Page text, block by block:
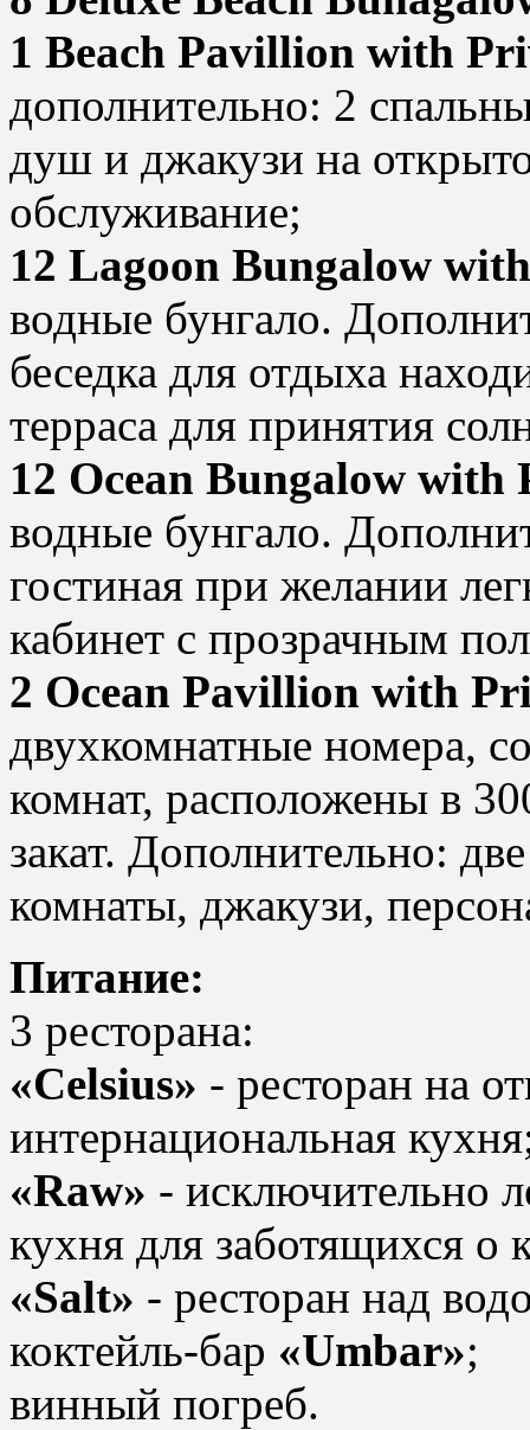
1 Beach Pavillion with
дополнительно: 2
душ и джакузи на
обслуживание;
12 Lagoon Bungalow
водные бунгало.
беседка для отдыха
терраса для принятия
12 Ocean Bungalow with
водные бунгало.
гостиная при желании
кабинет с прозрачным
2 Ocean Pavillion with
двухкомнатные номера,
комнат, расположены в
закат. Дополнительно:
комнаты, джакузи,
Питание:
3 ресторана:
«Celsius» - ресторан на
интернациональная
«Raw» - исключительно
кухня для заботящихся о
«Salt» - ресторан над
коктейль-бар «Umbar»;
винный погреб.